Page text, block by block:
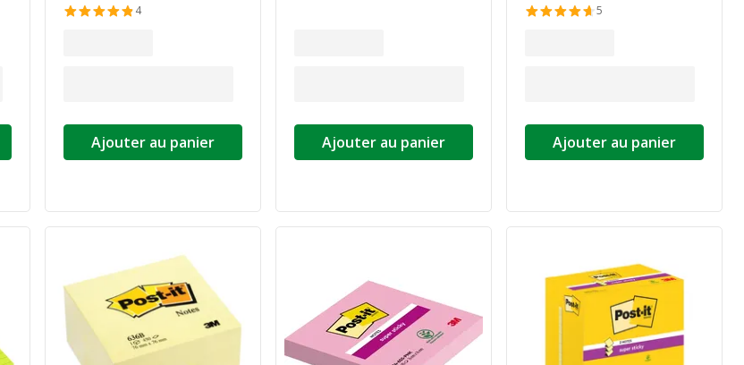
4
Ajouter au panier Ajouter au panier
5
Ajouter au panier